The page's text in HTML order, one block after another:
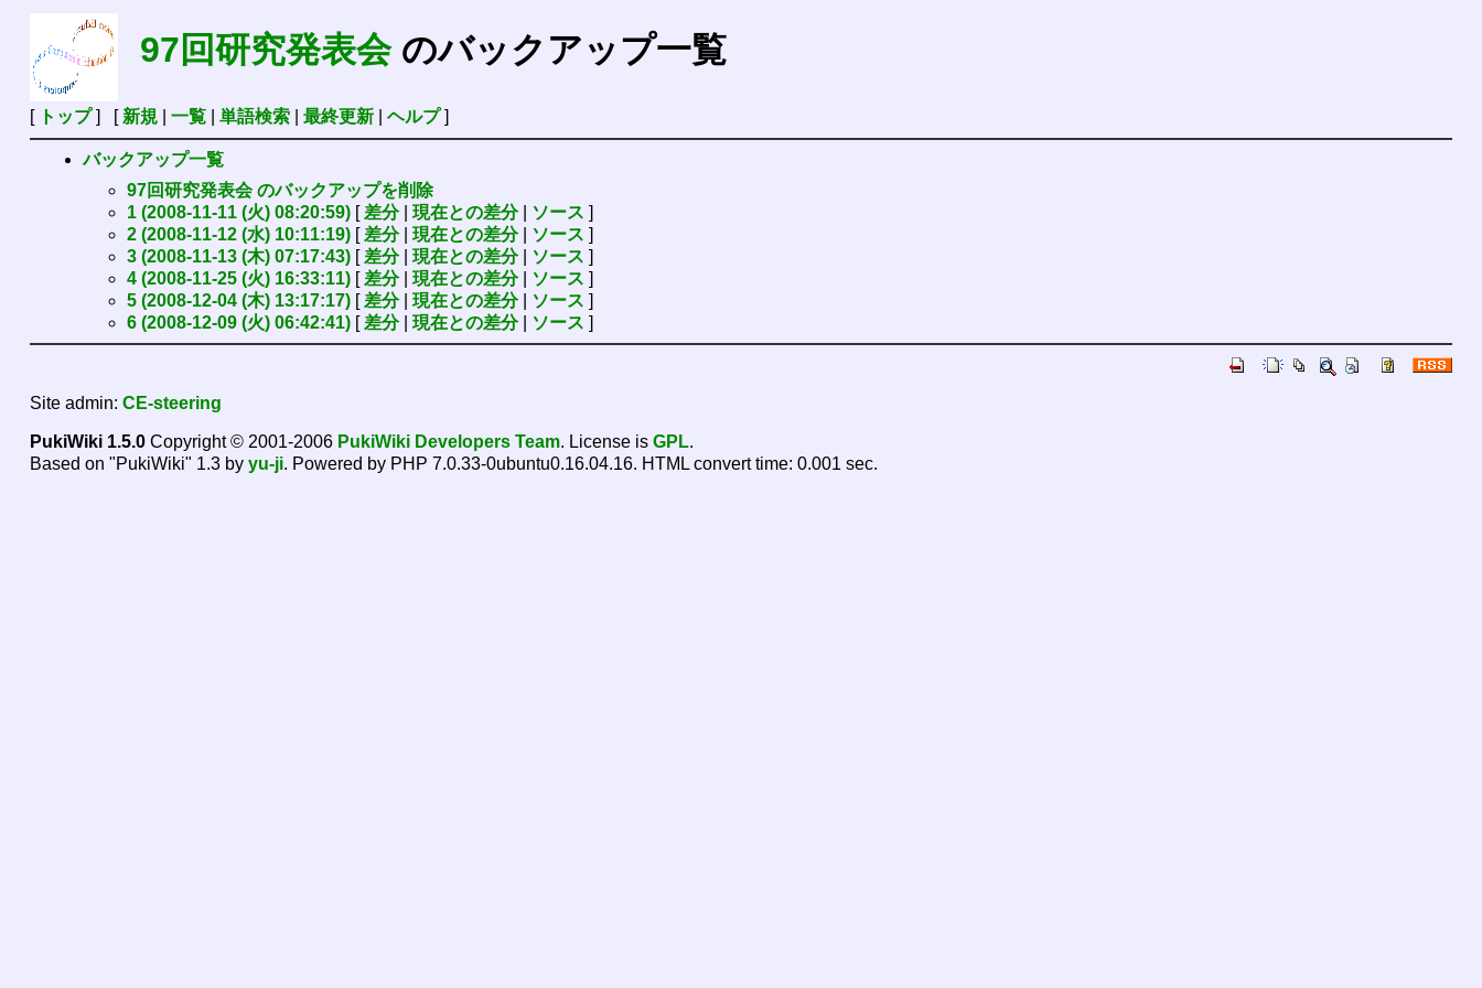
97回研究発表会のバックアップ一覧
[ トップ] [ 新規| 一覧| 単語検索| 最終更新| ヘルプ]
バックアップ一覧
97回研究発表会 のバックアップを削除
1 (2008-11-11 (火) 08:20:59)[ 差分| 現在との差分| ソース ]
2 (2008-11-12 (水) 10:11:19)[ 差分| 現在との差分| ソース ]
3 (2008-11-13 (木) 07:17:43)[ 差分| 現在との差分| ソース ]
4 (2008-11-25 (火) 16:33:11)[ 差分| 現在との差分| ソース ]
5 (2008-12-04 (木) 13:17:17)[ 差分| 現在との差分| ソース ]
6 (2008-12-09 (火) 06:42:41)[ 差分| 現在との差分| ソース ]
Site admin: CE-steering
PukiWiki 1.5.0Copyright © 2001-2006 PukiWiki Developers Team. License is GPL.
Based on "PukiWiki" 1.3 by yu-ji. Powered by PHP 7.0.33-0ubuntu0.16.04.16. HTML convert time: 0.001 sec.